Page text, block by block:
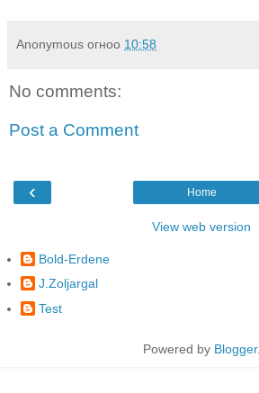
Anonymous огноо 10:58
No comments:
Post a Comment
‹ Home
View web version
Bold-Erdene
J.Zoljargal
Test
Powered by Blogger.